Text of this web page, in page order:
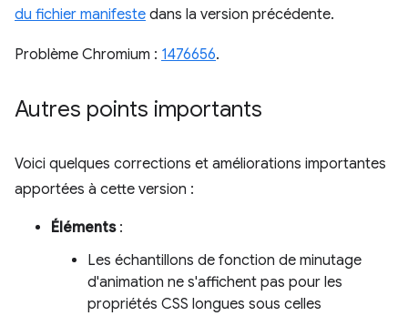
du fichier manifeste dans la version précédente.
Problème Chromium : 1476656.
Autres points importants
Voici quelques corrections et améliorations importantes
apportées à cette version :
Éléments:
Les échantillons de fonction de minutage
d'animation ne s'affichent pas pour les
propriétés CSS longues sous celles